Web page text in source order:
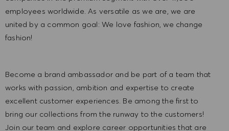
employees worldwide. As versatile as we are, we are
united by a common goal: We love fashion, we change
fashion!
Become a brand ambassador and be part of a team that
works with passion, ambition and expertise to create
excellent customer experiences. Be among the first to
bring our collections from the runway to the customers!
Join our team and explore career opportunities that are